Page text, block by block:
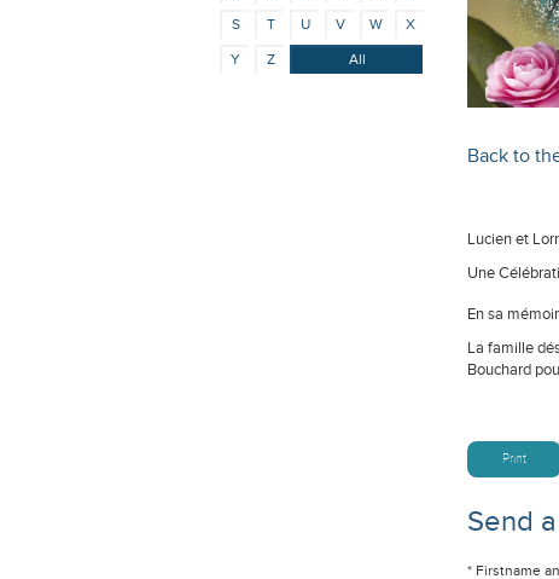
S
T U V W
X
Y
Z All
Back to
Lucien et
Une
En sa
La famille
Bouchard
Print
Send
* Firstname